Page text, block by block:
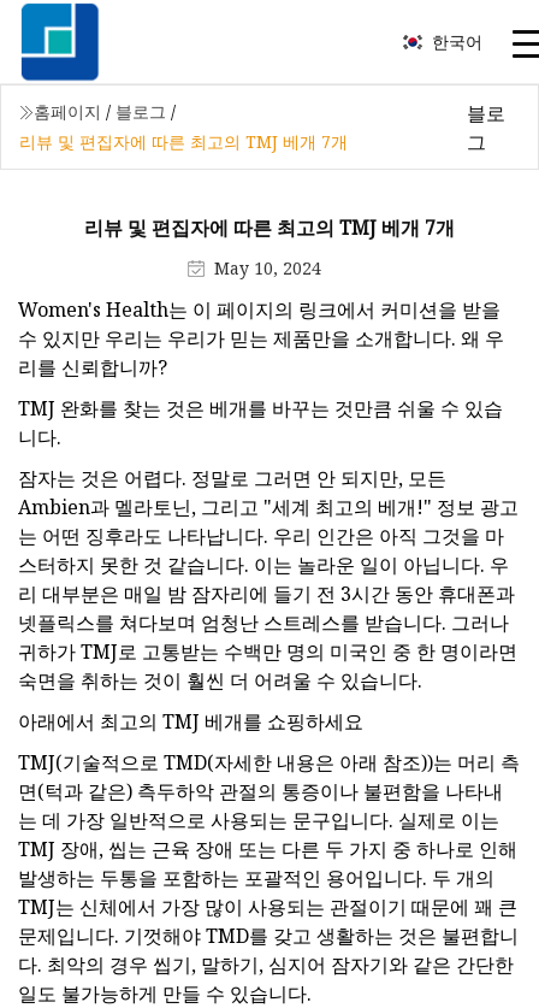
한국어
홈페이지 / 블로그 /
리뷰 및 편집자에 따른 최고의 TMJ 베개 7개
블로
그
리뷰 및 편집자에 따른 최고의 TMJ 베개 7개
May 10, 2024
Women's Health는 이 페이지의 링크에서 커미션을 받을
수 있지만 우리는 우리가 믿는 제품만을 소개합니다. 왜 우
리를 신뢰합니까?
TMJ 완화를 찾는 것은 베개를 바꾸는 것만큼 쉬울 수 있습
니다.
잠자는 것은 어렵다. 정말로 그러면 안 되지만, 모든
Ambien과 멜라토닌, 그리고 "세계 최고의 베개!" 정보 광고
는 어떤 징후라도 나타납니다. 우리 인간은 아직 그것을 마
스터하지 못한 것 같습니다. 이는 놀라운 일이 아닙니다. 우
리 대부분은 매일 밤 잠자리에 들기 전 3시간 동안 휴대폰과
넷플릭스를 쳐다보며 엄청난 스트레스를 받습니다. 그러나
귀하가 TMJ로 고통받는 수백만 명의 미국인 중 한 명이라면
숙면을 취하는 것이 훨씬 더 어려울 수 있습니다.
아래에서 최고의 TMJ 베개를 쇼핑하세요
TMJ(기술적으로 TMD(자세한 내용은 아래 참조))는 머리 측
면(턱과 같은) 측두하악 관절의 통증이나 불편함을 나타내
는 데 가장 일반적으로 사용되는 문구입니다. 실제로 이는
TMJ 장애, 씹는 근육 장애 또는 다른 두 가지 중 하나로 인해
발생하는 두통을 포함하는 포괄적인 용어입니다. 두 개의
TMJ는 신체에서 가장 많이 사용되는 관절이기 때문에 꽤 큰
문제입니다. 기껏해야 TMD를 갖고 생활하는 것은 불편합니
다. 최악의 경우 씹기, 말하기, 심지어 잠자기와 같은 간단한
일도 불가능하게 만들 수 있습니다.